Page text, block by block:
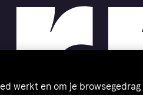
werkt en om je browsegedrag